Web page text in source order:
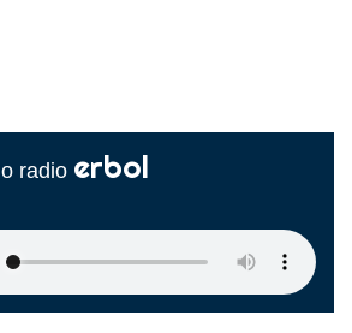
radio erbol